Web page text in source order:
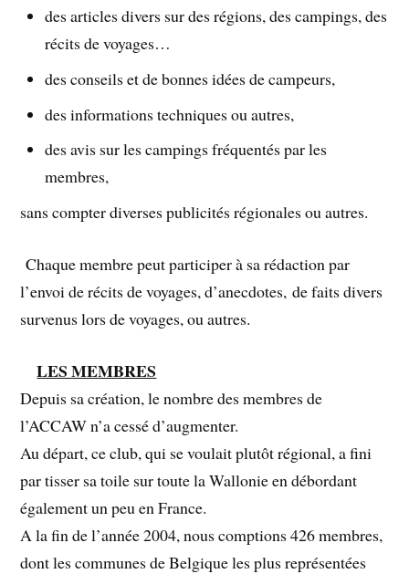
des articles divers sur des régions, des campings, des
récits de voyages…
des conseils et de bonnes idées de campeurs,
des informations techniques ou autres,
des avis sur les campings fréquentés par les
membres,
sans compter diverses publicités régionales ou autres.
Chaque membre peut participer à sa rédaction par
l’envoi de récits de voyages, d’anecdotes, de faits divers
survenus lors de voyages, ou autres.
LES MEMBRES
Depuis sa création, le nombre des membres de
l’ACCAW n’a cessé d’augmenter.
Au départ, ce club, qui se voulait plutôt régional, a fini
par tisser sa toile sur toute la Wallonie en débordant
également un peu en France.
A la fin de l’année 2004, nous comptions 426 membres,
dont les communes de Belgique les plus représentées